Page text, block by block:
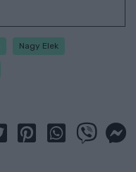
Nagy Elek